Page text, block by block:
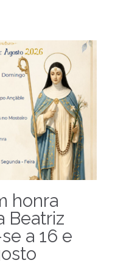
honra
Beatriz
a 16 e